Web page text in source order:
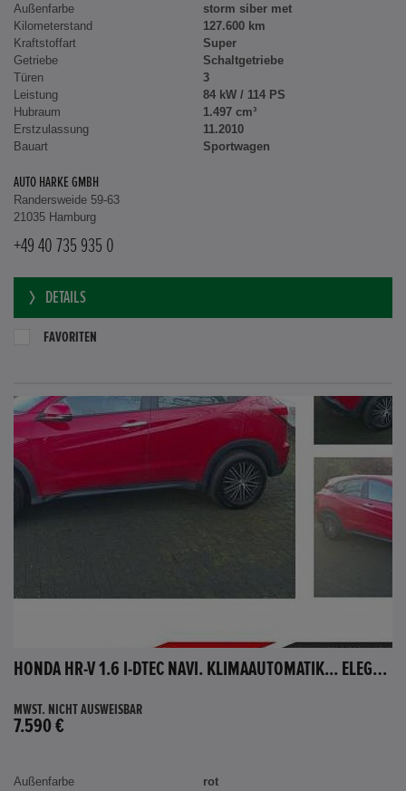
Außenfarbe
storm siber met
Kilometerstand
127.600 km
Kraftstoffart
Super
Getriebe
Schaltgetriebe
Türen
3
Leistung
84 kW / 114 PS
Hubraum
1.497 cm³
Erstzulassung
11.2010
Bauart
Sportwagen
AUTO HARKE GMBH
Randersweide 59-63
21035 Hamburg
+49 40 735 935 0
DETAILS
FAVORITEN
HONDA HR-V 1.6 I-DTEC NAVI. KLIMAAUTOMATIK... ELEGANCE
MWST. NICHT AUSWEISBAR
7.590 €
Außenfarbe
rot